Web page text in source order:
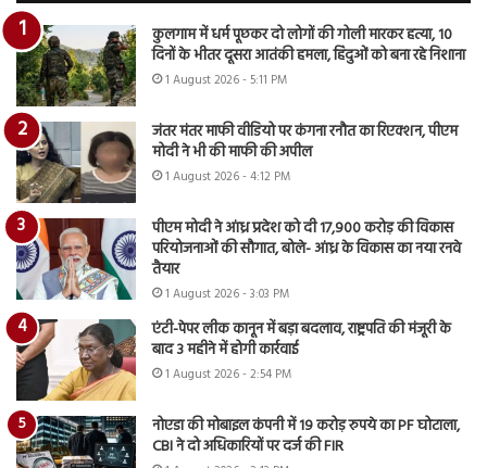
कुलगाम में धर्म पूछकर दो लोगों की गोली मारकर हत्या, 10
दिनों के भीतर दूसरा आतंकी हमला, हिंदुओं को बना रहे निशाना
1 August 2026 - 5:11 PM
जंतर मंतर माफी वीडियो पर कंगना रनौत का रिएक्शन, पीएम
मोदी ने भी की माफी की अपील
1 August 2026 - 4:12 PM
पीएम मोदी ने आंध्र प्रदेश को दी 17,900 करोड़ की विकास
परियोजनाओं की सौगात, बोले- आंध्र के विकास का नया रनवे
तैयार
1 August 2026 - 3:03 PM
एंटी-पेपर लीक कानून में बड़ा बदलाव, राष्ट्रपति की मंजूरी के
बाद 3 महीने में होगी कार्रवाई
1 August 2026 - 2:54 PM
नोएडा की मोबाइल कंपनी में 19 करोड़ रुपये का PF घोटाला,
CBI ने दो अधिकारियों पर दर्ज की FIR